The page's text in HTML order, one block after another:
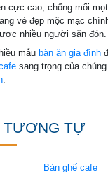
cực cao, chống mối
vẻ đẹp mộc mạc
nhiều người săn đón.
mẫu bàn ăn gia đình
sang trọng của
.
TƯƠNG TỰ